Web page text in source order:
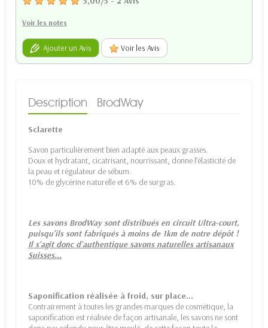
Voir les notes
Ajouter un Avis Voir les Avis
Description BrodWay
Sclarette
Savon particulièrement bien adapté aux peaux grasses.
Doux et hydratant, cicatrisant, nourrissant, donne l’élasticité de
la peau et régulateur de sébum.
10% de glycérine naturelle et 6% de surgras.
Les savons BrodWay sont distribués en circuit Ultra-court,
puisqu'ils sont fabriqués à moins de 1km de notre dépôt !
Il s'agit donc d'authentique savons naturelles artisanaux
Suisses...
Saponification réalisée à froid, sur place...
Contrairement à toutes les grandes marques de cosmétique, la
saponification est réalisée de façon artisanale, les savons ne sont